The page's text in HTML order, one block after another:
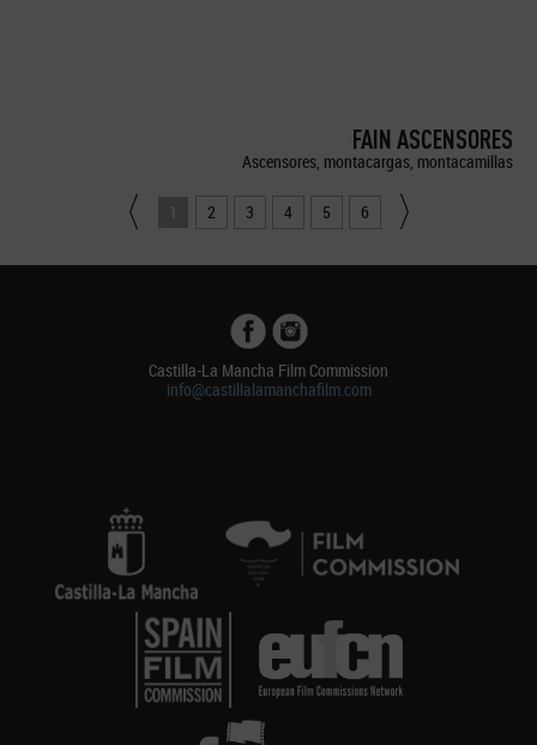
FAIN ASCENSORES
Ascensores, montacargas, montacamillas
1 2 3 4 5 6
Castilla-La Mancha Film Commission
info@castillalamanchafilm.com